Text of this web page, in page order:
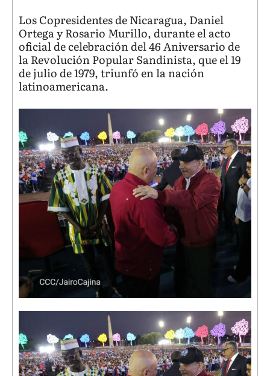
Los Copresidentes de Nicaragua, Daniel
Ortega y Rosario Murillo, durante el acto
oficial de celebración del 46 Aniversario de
la Revolución Popular Sandinista, que el 19
de julio de 1979, triunfó en la nación
latinoamericana.